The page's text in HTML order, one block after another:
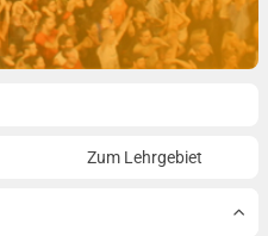
Zum Lehrgebiet